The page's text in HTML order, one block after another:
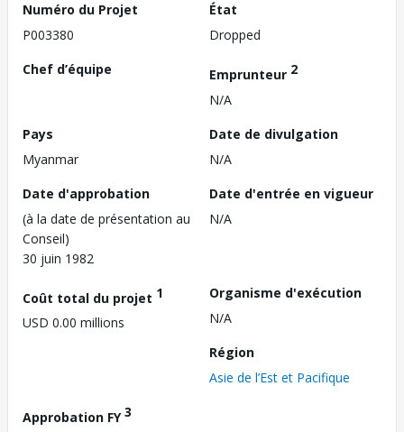
Numéro du Projet
P003380
État
Dropped
Chef d’équipe
Emprunteur 2
N/A
Pays
Myanmar
Date de divulgation
N/A
Date d'approbation
(à la date de présentation au
Conseil)
30 juin 1982
Date d'entrée en vigueur
N/A
Coût total du projet 1
USD 0.00 millions
Organisme d'exécution
N/A
Région
Asie de l’Est et Pacifique
Approbation FY3